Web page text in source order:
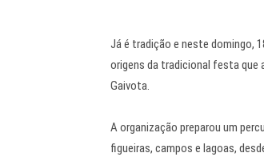
Já é tradição e neste domingo,
origens da tradicional festa que
Gaivota.
A organização preparou um
figueiras, campos e lagoas,